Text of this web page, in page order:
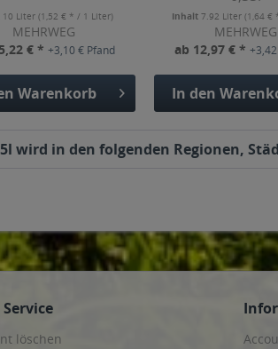
10 Liter(1,52 € * / 1 Liter)
MEHRWEG
€ * +3,10 € Pfand
Warenkorb
Inhalt7.92 Liter(1,64 €
MEHRWEG
ab 12,97 € *
In den
wird in den folgenden Regionen,
löschen